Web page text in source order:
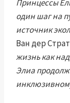
Принцессы
один шаг на
источник
Ван дер
жизнь как
Элиа